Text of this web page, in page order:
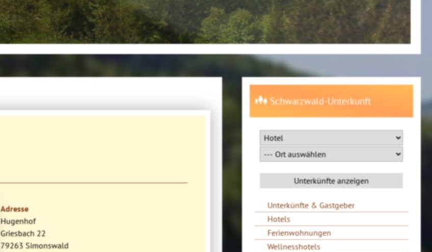
Adresse
Hugenhof
Griesbach 22
79263 Simonswald
Schwarzwald-Unterkunft
Unterkünfte & Gastgeber
Hotels
Ferienwohnungen
Wellnesshotels